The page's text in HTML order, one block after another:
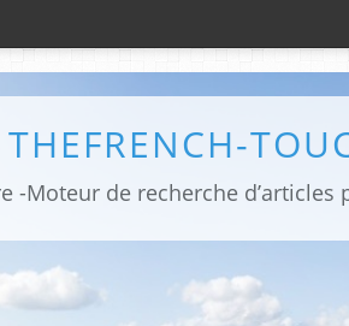
THEFRENCH-